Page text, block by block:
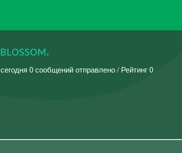
0 сообщений отправлено / Рейтинг 0